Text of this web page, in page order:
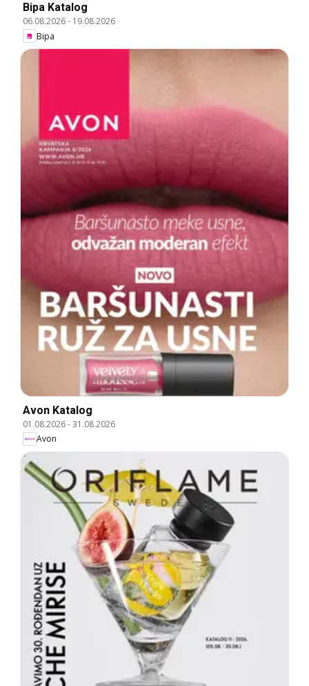
Bipa Katalog
06.08.2026- 19.08.2026
Bipa
Avon Katalog
01.08.2026-31.08.2026
Avon